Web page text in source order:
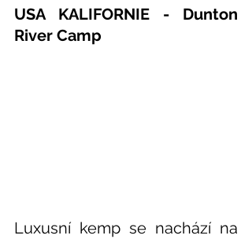
USA KALIFORNIE - Dunton
River Camp
Luxusní kemp se nachází na